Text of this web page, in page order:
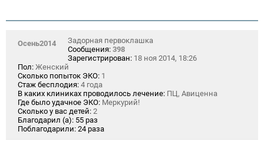
Осень2014
Задорная первоклашка
Сообщения: 398
Зарегистрирован: 18 ноя 2014, 18:26
Пол: Женский
Сколько попыток ЭКО: 1
Стаж бесплодия: 4 года
В каких клиниках проводилось лечение: ПЦ, Авиценна
Где было удачное ЭКО: Меркурий!
Сколько у вас детей: 2
Благодарил (а): 55 раз
Поблагодарили: 24 раза